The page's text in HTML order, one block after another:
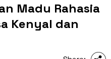
Madu Rahasia
Kenyal dan